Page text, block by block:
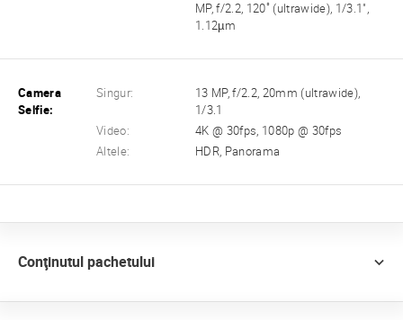
MP, f/2.2, 120˚ (ultrawide), 1/3.1",
1.12µm
Camera
Selfie:
Singur:
13 MP, f/2.2, 20mm (ultrawide),
1/3.1
Video:
4K @ 30fps, 1080p @ 30fps
Altele:
HDR, Panorama
Conţinutul pachetului